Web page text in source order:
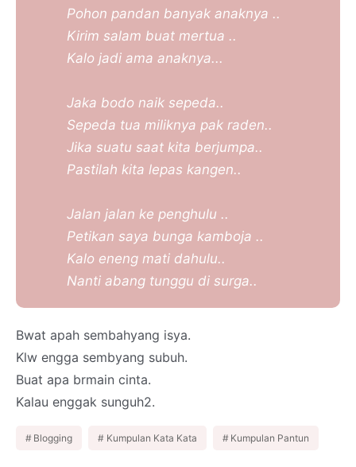
Pohon pandan banyak anaknya ..
Kirim salam buat mertua ..
Kalo jadi ama anaknya...
Jaka bodo naik sepeda..
Sepeda tua miliknya pak raden..
Jika suatu saat kita berjumpa..
Pastilah kita lepas kangen..
Jalan jalan ke penghulu ..
Petikan saya bunga kamboja ..
Kalo eneng mati dahulu..
Nanti abang tunggu di surga..
Bwat apah sembahyang isya.
Klw engga sembyang subuh.
Buat apa brmain cinta.
Kalau enggak sunguh2.
Blogging Kumpulan Kata Kata Kumpulan Pantun